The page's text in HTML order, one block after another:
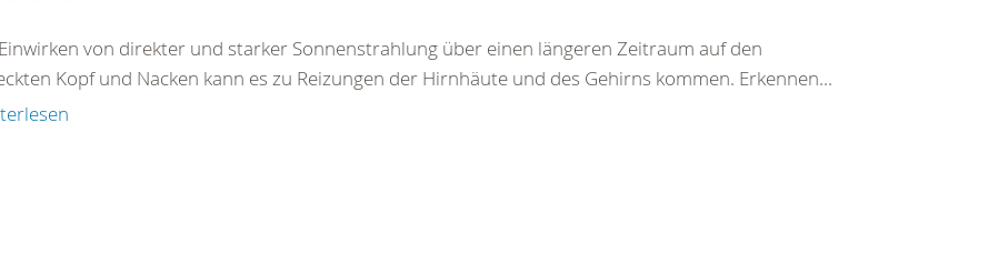
von direkter und starker Sonnenstrahlung über einen längeren Zeitraum auf den
Kopf und Nacken kann es zu Reizungen der Hirnhäute und des Gehirns kommen. Erkennen...